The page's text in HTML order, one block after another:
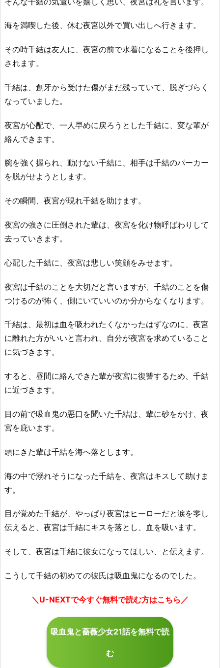
海を満喫した後、休む夜宮以外で買い出しへ行きます。
その時千結は友人に、夜宮の前で水着になることを後押し
されます。
千結は、創牙から受けた傷がまだ残っていて、脱ぎづらく
なっていました。
夜宮が心配で、一人早めに戻ろうとした千結に、変な輩が
絡んできます。
腕を強く握られ、動けない千結に、相手は千結のパーカー
を脱がせようとします。
その瞬間、夜宮が現れ千結を助けます。
夜宮の強さに圧倒された輩は、夜宮を化け物呼ばわりして
去っていきます。
心配した千結に、夜宮は悲しい笑顔をみせます。
夜宮は千結のことを大切だと言いますが、千結のことを傷
つけるのが怖く、側にいていいのか分からなくなります。
千結は、最初は血を吸われたくなかったはずなのに、夜宮
に離れた方がいいと言われ、自分が夜宮を求めていること
に気づきます。
すると、昼間に絡んできた輩が夜宮に復讐するため、千結
に近づきます。
目の前で吸血鬼の悪口を聞いた千結は、輩に砂をかけ、夜
宮を庇います。
頭にきた輩は千結を海へ落とします。
海の中で溺れそうになった千結を、夜宮はキスして助けま
す。
目が覚めた千結が、やっぱり夜宮はヒーローだと涙を零し
伝えると、夜宮は千結にキスを落とし、血を吸います。
そして、夜宮は千結に彼女になってほしい、と伝えます。
こうして千結の初めての彼氏は吸血鬼になるのでした。
＼U-NEXTで今すぐ無料で読む方はこちら／
吸血鬼と薔薇少女21話を無料で読
む